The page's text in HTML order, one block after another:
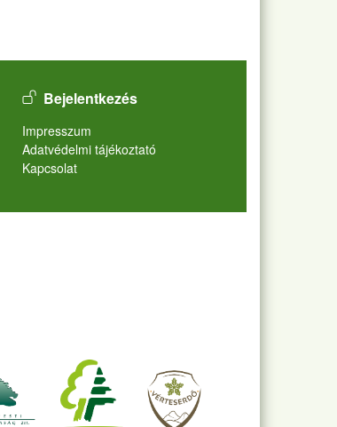
User account menu
Bejelentkezés
Lábléc
Impresszum
Adatvédelmi tájékoztató
Kapcsolat